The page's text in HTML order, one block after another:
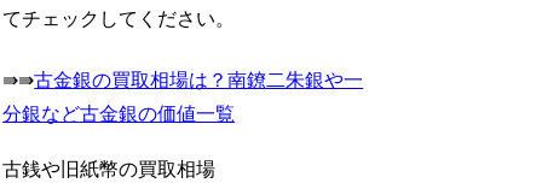
てチェックしてください。
⇛⇛古金銀の買取相場は？南鐐二朱銀や一
分銀など古金銀の価値一覧
古銭や旧紙幣の買取相場